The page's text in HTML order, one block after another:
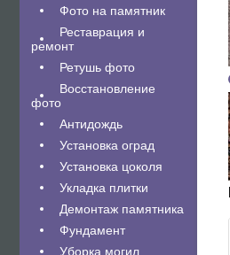
Фото на памятник
Реставрация и
ремонт
Ретушь фото
Восстановление
фото
Антидождь
Установка оград
Установка цоколя
Укладка плитки
Демонтаж памятника
Фундамент
Уборка могил